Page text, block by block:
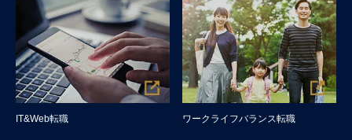
IT&Web転職 ワークライフバランス転職